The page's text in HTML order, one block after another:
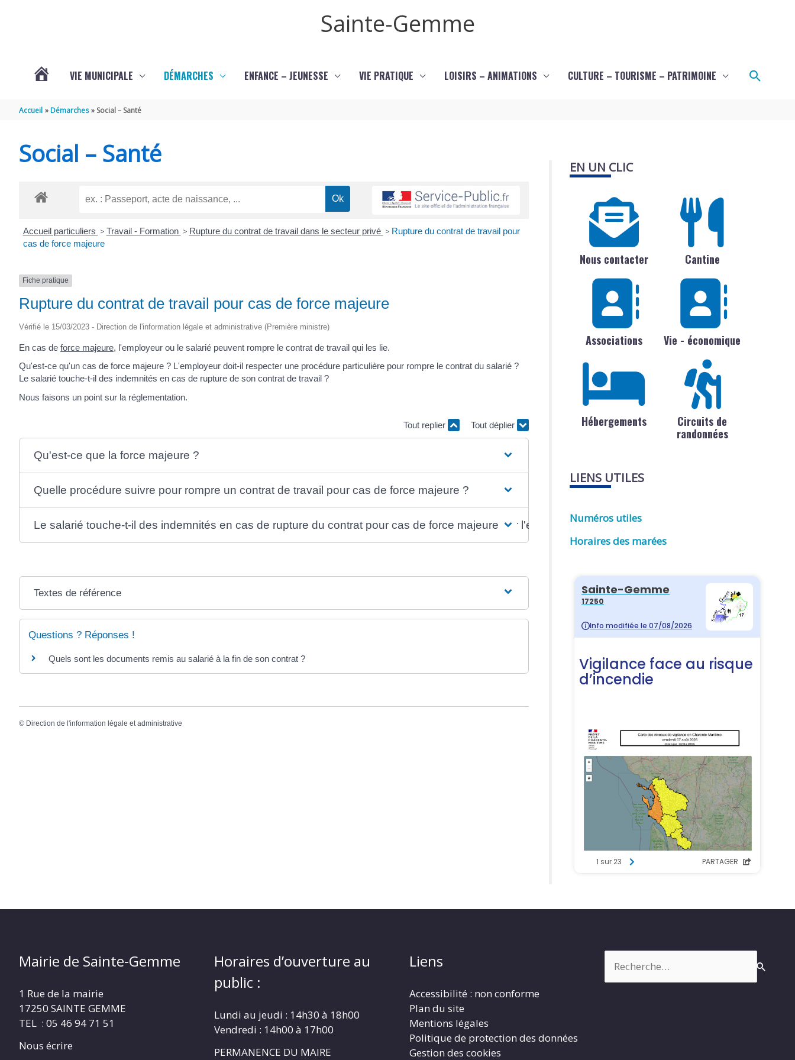
Sainte-Gemme
GEMME
VIE MUNICIPALE DÉMARCHES ENFANCE – JEUNESSE VIE PRATIQUE LOISIRS – ANIMATIONS CULTURE – TOURISME – PATRIMOINE
Accueil Démarches Social – Santé
Social – Santé
Accueil particuliers > Travail - Formation > Rupture du contrat de travail dans le secteur privé > Rupture du contrat de travail pour
cas de force majeure
Fiche pratique
Rupture du contrat de travail pour cas de force majeure
Vérifié le 15/03/2023 - Direction de l'information légale et administrative (Première ministre)
En cas de force majeure, l'employeur ou le salarié peuvent rompre le contrat de travail qui les lie.
Qu'est-ce qu'un cas de force majeure ? L'employeur doit-il respecter une procédure particulière pour rompre le contrat du salarié ?
Le salarié touche-t-il des indemnités en cas de rupture de son contrat de travail ?
Nous faisons un point sur la réglementation.
Tout replier Tout déplier
Qu'est-ce que la force majeure ?
Quelle procédure suivre pour rompre un contrat de travail pour cas de force majeure ?
Le salarié touche-t-il des indemnités en cas de rupture du contrat pour cas de force majeure par l'employeur ?
Textes de référence
Questions ? Réponses !
Quels sont les documents remis au salarié à la fin de son contrat ?
© Direction de l'information légale et administrative
EN UN CLIC
Nous contacter Cantine
Associations Vie - économique
Hébergements
Circuits de
randonnées
LIENS UTILES
Numéros utiles
Horaires des marées
Mairie de Sainte-Gemme
1 Rue de la mairie
17250 SAINTE GEMME
TEL : 05 46 94 71 51
Nous écrire
Horaires d’ouverture au
public :
Lundi au jeudi : 14h30 à 18h00
Vendredi : 14h00 à 17h00
PERMANENCE DU MAIRE
Liens
Accessibilité : non conforme
Plan du site
Mentions légales
Politique de protection des données
Gestion des cookies